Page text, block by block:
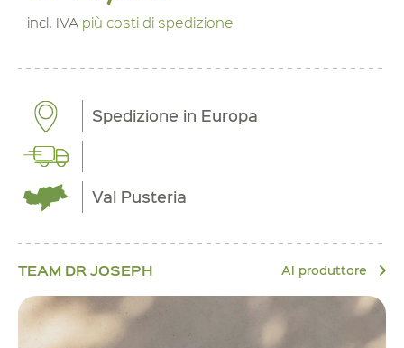
incl. IVA più costi di spedizione
Spedizione in Europa
Val Pusteria
TEAM DR JOSEPH Al produttore